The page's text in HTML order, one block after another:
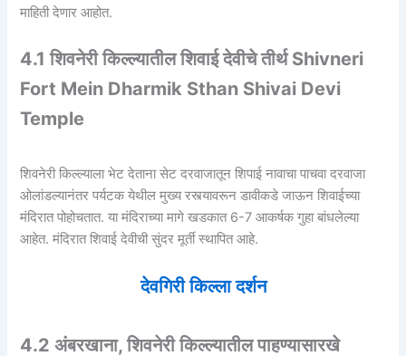
माहिती देणार आहोत.
4.1 शिवनेरी किल्ल्यातील शिवाई देवीचे तीर्थ Shivneri
Fort Mein Dharmik Sthan Shivai Devi
Temple
शिवनेरी किल्ल्याला भेट देताना सेट दरवाजातून शिपाई नावाचा पाचवा दरवाजा
ओलांडल्यानंतर पर्यटक येथील मुख्य रस्त्यावरून डावीकडे जाऊन शिवाईच्या
मंदिरात पोहोचतात. या मंदिराच्या मागे खडकात 6-7 आकर्षक गुहा बांधलेल्या
आहेत. मंदिरात शिवाई देवीची सुंदर मूर्ती स्थापित आहे.
देवगिरी किल्ला दर्शन
4.2 अंबरखाना, शिवनेरी किल्ल्यातील पाहण्यासारखे